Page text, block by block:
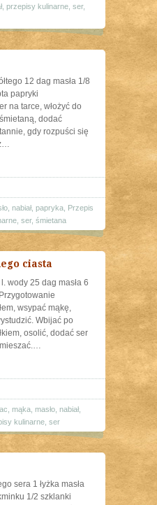
, przepisy kulinarne ser,
12 dag masła 1/8
papryki
na tarce, włożyć do
dodać
gdy rozpuści się
…
nabiał, papryka Przepis
ser, śmietana
ciasta
wody 25 dag masła 6
wsypać mąkę,
Wbijać po
osolić, dodać ser
…
mąka masło nabiał,
kulinarne ser
sera 1 łyżka masła
1/2 szklanki